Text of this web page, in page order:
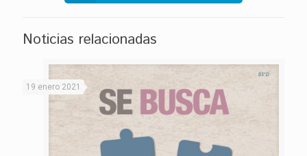
Noticias relacionadas
19 enero 2021